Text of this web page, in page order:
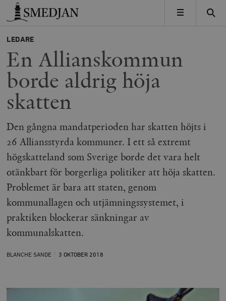
Timbro
MENY
LEDARE
En Allianskommun
borde aldrig höja
skatten
Den gångna mandatperioden har skatten höjts i
26 Alliansstyrda kommuner. I ett så extremt
högskatteland som Sverige borde det vara helt
otänkbart för borgerliga politiker att höja skatten.
Problemet är bara att staten, genom
kommunallagen och utjämningssystemet, i
praktiken blockerar sänkningar av
kommunalskatten.
BLANCHE SANDE 3 OKTOBER 2018